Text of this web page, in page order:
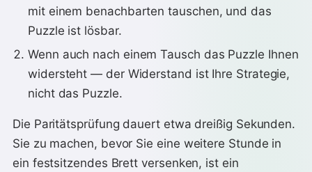
mit einem benachbarten tauschen, und das
Puzzle ist lösbar.
Wenn auch nach einem Tausch das Puzzle Ihnen
widersteht — der Widerstand ist Ihre Strategie,
nicht das Puzzle.
Die Paritätsprüfung dauert etwa dreißig Sekunden.
Sie zu machen, bevor Sie eine weitere Stunde in
ein festsitzendes Brett versenken, ist ein